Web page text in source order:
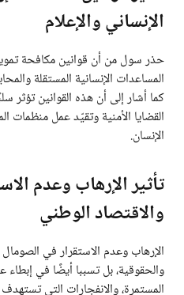
الإنساني والإعلام
حذر سول من أن قوانين مكافحة
المساعدات الإنسانية المستقلة
كما أشار إلى أن هذه القوانين تؤثر
القضايا الأمنية وتقيّد عمل
الإنسان.
تأثير الإرهاب وعدم
والاقتصاد الوطني
الإرهاب وعدم الاستقرار في
والحقوقية، بل تسببا أيضًا في إبطاء
المستمرة، والانفجارات التي